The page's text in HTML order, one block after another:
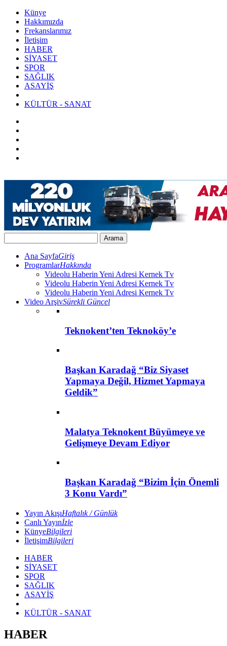
Künye
Hakkımızda
Frekanslarımız
İletişim
HABER
SİYASET
SPOR
SAĞLIK
ASAYİŞ
KÜLTÜR - SANAT
Ana SayfaGiriş
ProgramlarHakkında
Videolu Haberin Yeni Adresi Kernek Tv
Videolu Haberin Yeni Adresi Kernek Tv
Videolu Haberin Yeni Adresi Kernek Tv
Video ArşivSürekli Güncel
Teknokent’ten Teknoköy’e
Başkan Karadağ “Biz Siyaset
Yapmaya Değil, Hizmet Yapmaya
Geldik”
Malatya Teknokent Büyümeye ve
Gelişmeye Devam Ediyor
Başkan Karadağ “Bizim İçin Önemli
3 Konu Vardı”
Yayın AkışıHaftalık / Günlük
Canlı Yayınİzle
KünyeBilgileri
İletişimBilgileri
HABER
SİYASET
SPOR
SAĞLIK
ASAYİŞ
KÜLTÜR - SANAT
HABER